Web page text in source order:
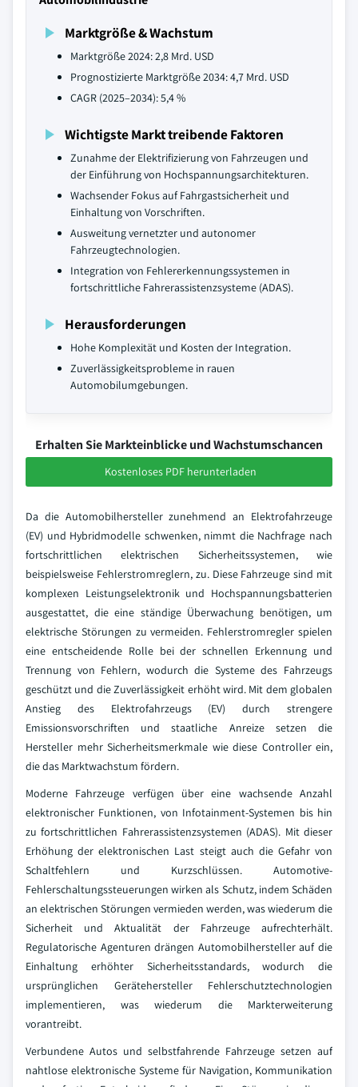
Marktgröße & Wachstum
Marktgröße 2024: 2,8 Mrd. USD
Prognostizierte Marktgröße 2034: 4,7 Mrd. USD
CAGR (2025–2034): 5,4 %
Wichtigste Markt treibende Faktoren
Zunahme der Elektrifizierung von Fahrzeugen und
der Einführung von Hochspannungsarchitekturen.
Wachsender Fokus auf Fahrgastsicherheit und
Einhaltung von Vorschriften.
Ausweitung vernetzter und autonomer
Fahrzeugtechnologien.
Integration von Fehlererkennungssystemen in
fortschrittliche Fahrerassistenzsysteme (ADAS).
Herausforderungen
Hohe Komplexität und Kosten der Integration.
Zuverlässigkeitsprobleme in rauen
Automobilumgebungen.
Erhalten Sie Markteinblicke und Wachstumschancen
Kostenloses PDF herunterladen
Da die Automobilhersteller zunehmend an Elektrofahrzeuge
(EV) und Hybridmodelle schwenken, nimmt die Nachfrage nach
fortschrittlichen elektrischen Sicherheitssystemen, wie
beispielsweise Fehlerstromreglern, zu. Diese Fahrzeuge sind mit
komplexen Leistungselektronik und Hochspannungsbatterien
ausgestattet, die eine ständige Überwachung benötigen, um
elektrische Störungen zu vermeiden. Fehlerstromregler spielen
eine entscheidende Rolle bei der schnellen Erkennung und
Trennung von Fehlern, wodurch die Systeme des Fahrzeugs
geschützt und die Zuverlässigkeit erhöht wird. Mit dem globalen
Anstieg des Elektrofahrzeugs (EV) durch strengere
Emissionsvorschriften und staatliche Anreize setzen die
Hersteller mehr Sicherheitsmerkmale wie diese Controller ein,
die das Marktwachstum fördern.
Moderne Fahrzeuge verfügen über eine wachsende Anzahl
elektronischer Funktionen, von Infotainment-Systemen bis hin
zu fortschrittlichen Fahrerassistenzsystemen (ADAS). Mit dieser
Erhöhung der elektronischen Last steigt auch die Gefahr von
Schaltfehlern und Kurzschlüssen. Automotive-
Fehlerschaltungssteuerungen wirken als Schutz, indem Schäden
an elektrischen Störungen vermieden werden, was wiederum die
Sicherheit und Aktualität der Fahrzeuge aufrechterhält.
Regulatorische Agenturen drängen Automobilhersteller auf die
Einhaltung erhöhter Sicherheitsstandards, wodurch die
ursprünglichen Gerätehersteller Fehlerschutztechnologien
implementieren, was wiederum die Markterweiterung
vorantreibt.
Verbundene Autos und selbstfahrende Fahrzeuge setzen auf
nahtlose elektronische Systeme für Navigation, Kommunikation